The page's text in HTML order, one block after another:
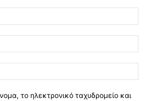
το ηλεκτρονικό ταχυδρομείο και